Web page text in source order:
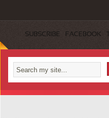
SUBSCRIBE FACEBOOK